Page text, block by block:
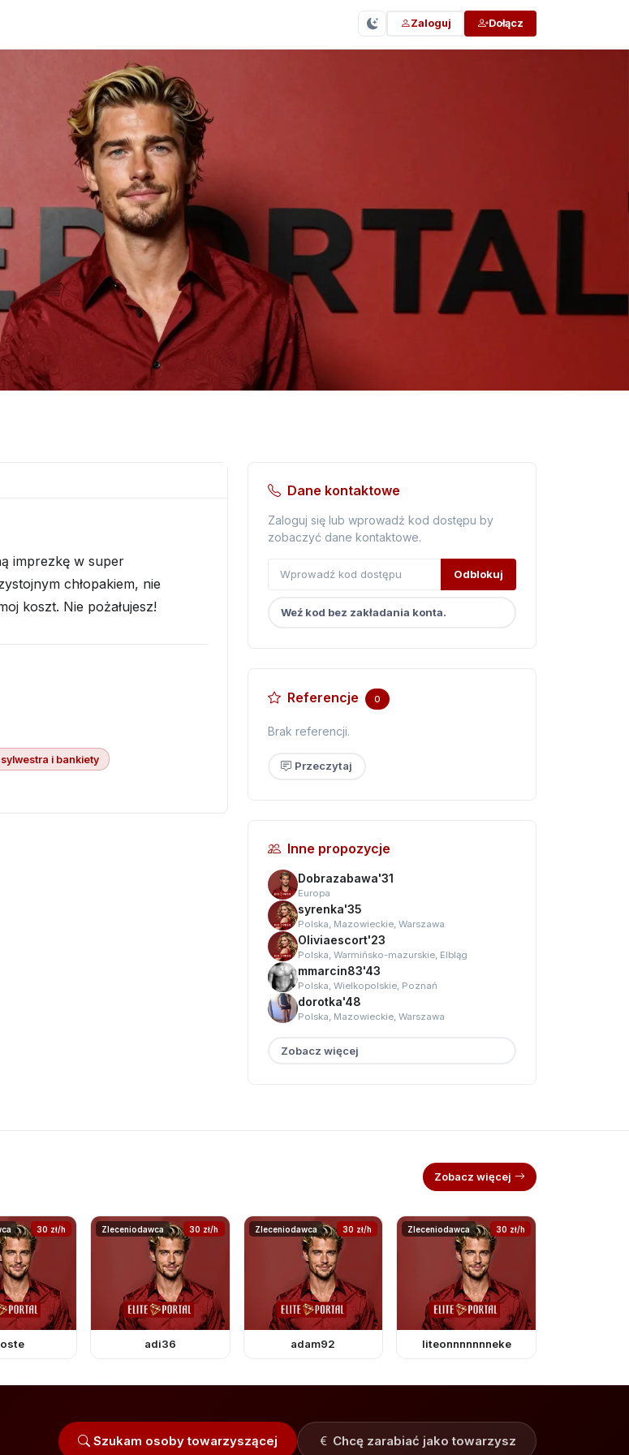
Zaloguj Dołącz
imprezkę w super
chłopakiem, nie
koszt. Nie pożałujesz!
i bankiety
Dane kontaktowe
Zaloguj się lub wprowadź kod dostępu by
zobaczyć dane kontaktowe.
Odblokuj
Weź kod bez zakładania konta.
Referencje 0
Brak referencji.
Przeczytaj
Inne propozycje
Dobrazabawa'31
Europa
syrenka'35
Polska, Mazowieckie, Warszawa
Oliviaescort'23
Polska, Warmińsko-mazurskie, Elbląg
mmarcin83'43
Polska, Wielkopolskie, Poznań
dorotka'48
Polska, Mazowieckie, Warszawa
Zobacz więcej
Zobacz więcej
30 zł/h Zleceniodawca 30 zł/h
adi36
Zleceniodawca 30 zł/h
adam92
Zleceniodawca 30 zł/h
liteonnnnnnneke
Szukam osoby towarzyszącej Chcę zarabiać jako towarzysz